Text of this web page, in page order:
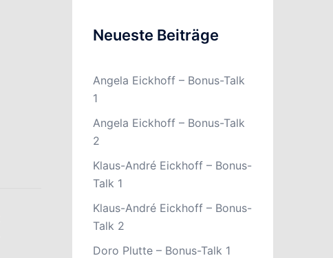
Neueste Beiträge
Angela Eickhoff – Bonus-Talk
1
Angela Eickhoff – Bonus-Talk
2
Klaus-André Eickhoff – Bonus-
Talk 1
Klaus-André Eickhoff – Bonus-
Talk 2
Doro Plutte – Bonus-Talk 1